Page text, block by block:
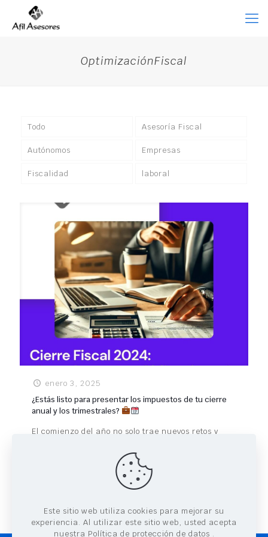
OptimizaciónFiscal
Todo Asesoría Fiscal
Autónomos Empresas
Fiscalidad laboral
enero 3, 2025
¿Estás listo para presentar los impuestos de tu cierre
anual y los trimestrales?
El comienzo del año no solo trae nuevos retos y
clave que deben cumplirse para mantener tu
negocio en regla. Este […]
Este sitio web utiliza cookies para mejorar su
experiencia. Al utilizar este sitio web, usted acepta
nuestra Política de protección de datos .